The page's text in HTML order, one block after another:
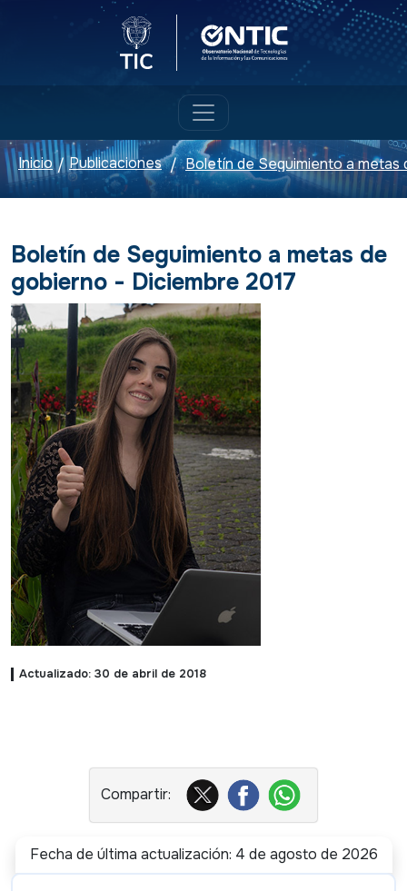
Logo del Ministerio TICLogo ONTIC
Inicio / Publicaciones /
Boletín de Seguimiento a metas de
gobierno - Diciembre 2017
Actualizado: 30 de abril de 2018
Fecha de última actualización: 4 de agosto de 2026